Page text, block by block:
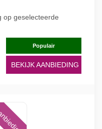
op geselecteerde
Populair
BEKIJK AANBIEDING